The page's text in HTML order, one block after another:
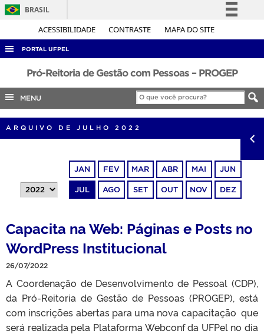
ACESSIBILIDADE CONTRASTE MAPA DO SITE
BRASIL
Simplifique!
Legislação
Canais
PORTAL UFPEL
ACESSO À INFORMAÇÃO
AUDITORIA
COBALTO
CONCURSOS
OUVIDORIA
TELEFONES
Pró-Reitoria de Gestão com Pessoas – PROGEP
MENU
ARQUIVO DE JULHO 2022
JAN FEV MAR ABR MAI JUN
JUL AGO SET OUT NOV DEZ
Capacita na Web: Páginas e Posts no
WordPress Institucional
26/07/2022
A Coordenação de Desenvolvimento de Pessoal (CDP),
da Pró-Reitoria de Gestão de Pessoas (PROGEP), está
com inscrições abertas para uma nova capacitação que
será realizada pela Plataforma Webconf da UFPel no dia